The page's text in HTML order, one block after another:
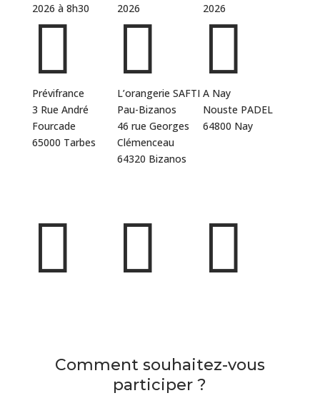
2026 à 8h30

Prévifrance
3 Rue André
Fourcade
65000 Tarbes
2026

L’orangerie SAFTI
Pau-Bizanos
46 rue Georges
Clémenceau
64320 Bizanos
2026

A Nay
Nouste PADEL
64800 Nay
  
Comment souhaitez-vous
participer ?